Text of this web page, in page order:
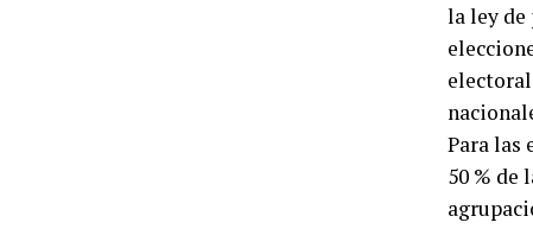
la ley de
Para las
50 % de